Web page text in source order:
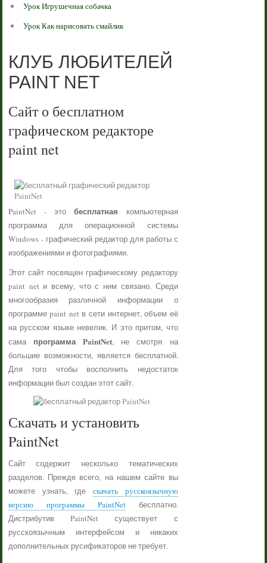
Урок Игрушечная собачка
Урок Как нарисовать смайлик
КЛУБ ЛЮБИТЕЛЕЙ
PAINT NET
Сайт о бесплатном
графическом редакторе
paint net
PaintNet - этобесплатная компьютерная
программа для операционной системы
Windows - графический редактор для работы с
изображениями и фотографиями.
Этот сайт посвящен графическому редактору
paint net и всему, что с ним связано. Среди
многообразия различной информации о
программе paint net в сети интернет, объем её
на русском языке невелик. И это притом, что
сама программа PaintNet, не смотря на
большие возможности, является бесплатной.
Для того чтобы восполнить недостаток
информации был создан этот сайт.
Скачать и установить
PaintNet
Сайт содержит несколько тематических
разделов. Прежде всего, на нашем сайте вы
можете узнать, где скачать русскоязычную
версию программы PaintNetбесплатно.
Дистрибутив PaintNet существует с
русскоязычным интерфейсом и никаких
дополнительных русификаторов не требует.